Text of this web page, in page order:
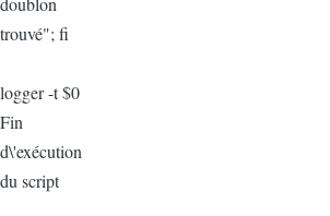
trouvé"; fi
logger -t $0
Fin
d\'exécution
du script